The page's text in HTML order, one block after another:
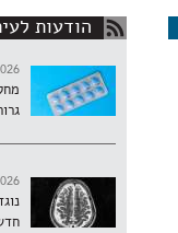
הודעות